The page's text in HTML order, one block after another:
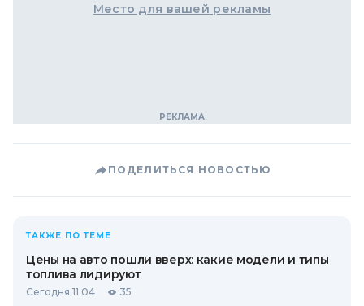
Место для вашей рекламы
ПОДЕЛИТЬСЯ НОВОСТЬЮ
ТАКЖЕ ПО ТЕМЕ
Цены на авто пошли вверх: какие модели и типы
топлива лидируют
Сегодня 11:04 35